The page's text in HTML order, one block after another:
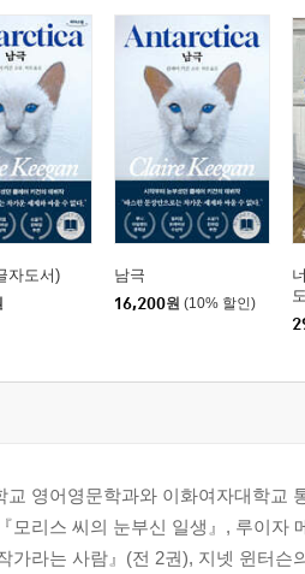
자도서) 남극
16,200원 (10% 할인)
교 영어영문학과와 이화여자대학교
모리스 씨의 눈부신 일생』, 루이자
가라는 사람』(전 2권), 지넷 윈터